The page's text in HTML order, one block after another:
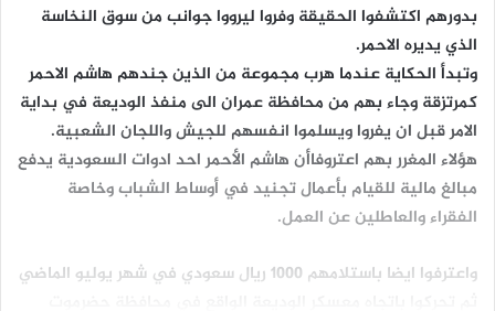
بدورهم اكتشفوا الحقيقة وفروا ليرووا جوانب من سوق النخاسة
الذي يديره الاحمر.
وتبدأ الحكاية عندما هرب مجموعة من الذين جندهم هاشم الاحمر
كمرتزقة وجاء بهم من محافظة عمران الى منفذ الوديعة في بداية
الامر قبل ان يفروا ويسلموا انفسهم للجيش واللجان الشعبية.
هؤلاء المغرر بهم اعتروفاأن هاشم الأحمر احد ادوات السعودية يدفع
مبالغ مالية للقيام بأعمال تجنيد في أوساط الشباب وخاصة
الفقراء والعاطلين عن العمل.
واعترفوا ايضا باستلامهم 1000 ريال سعودي في شهر يوليو الماضي